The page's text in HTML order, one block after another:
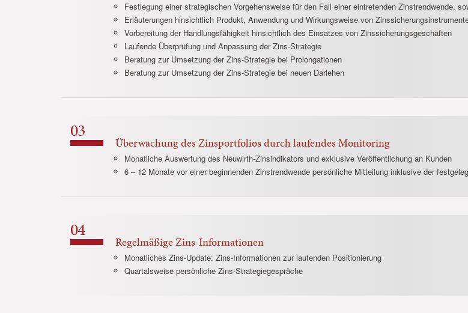
Festlegung einer strategischen Vorgehensweise für den Fall einer eintretenden Zinstrendwende,
Erläuterungen hinsichtlich Produkt, Anwendung und Wirkungsweise von
Vorbereitung der Handlungsfähigkeit hinsichtlich des Einsatzes von Zinssicherungsgeschäften
Laufende Überprüfung und Anpassung der Zins-Strategie
Beratung zur Umsetzung der Zins-Strategie bei Prolongationen
Beratung zur Umsetzung der Zins-Strategie bei neuen Darlehen
Überwachung des Zinsportfolios durch laufendes Monitoring
Monatliche Auswertung des Neuwirth-Zinsindikators und exklusive Veröffentlichung an Kunden
6 – 12 Monate vor einer beginnenden Zinstrendwende persönliche Mitteilung inklusive der
Regelmäßige Zins-Informationen
Monatliches Zins-Update: Zins-Informationen zur laufenden Positionierung
Quartalsweise persönliche Zins-Strategiegespräche